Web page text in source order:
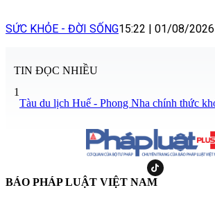
SỨC KHỎE - ĐỜI SỐNG15:22 | 01/08/2026
TIN ĐỌC NHIỀU
1
Tàu du lịch Huế - Phong Nha chính thức
BÁO PHÁP LUẬT VIỆT NAM